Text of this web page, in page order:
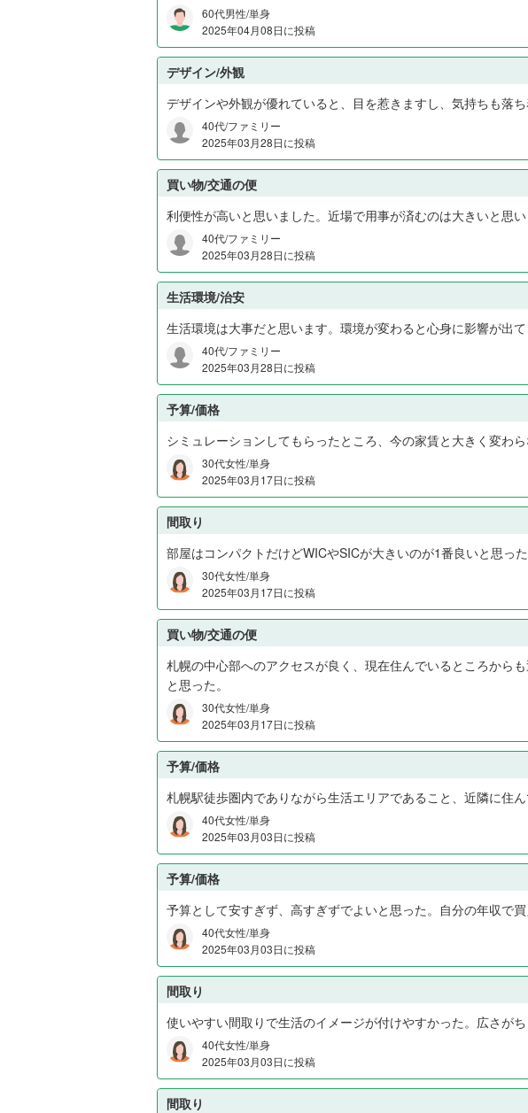
60代男性/単身
2025年04月08日に投稿
デザイン/外観
デザインや外観が優れていると、目を惹きますし、気持ちも落
40代/ファミリー
2025年03月28日に投稿
買い物/交通の便
利便性が高いと思いました。近場で用事が済むのは大きいと思
40代/ファミリー
2025年03月28日に投稿
生活環境/治安
生活環境は大事だと思います。環境が変わると心身に影響が出
40代/ファミリー
2025年03月28日に投稿
予算/価格
シミュレーションしてもらったところ、今の家賃と大きく変わ
30代女性/単身
2025年03月17日に投稿
間取り
部屋はコンパクトだけどWICやSICが大きいのが1番良いと思っ
30代女性/単身
2025年03月17日に投稿
買い物/交通の便
札幌の中心部へのアクセスが良く、現在住んでいるところから
と思った。
30代女性/単身
2025年03月17日に投稿
予算/価格
札幌駅徒歩圏内でありながら生活エリアであること、近隣に住
40代女性/単身
2025年03月03日に投稿
予算/価格
予算として安すぎず、高すぎずでよいと思った。自分の年収で
40代女性/単身
2025年03月03日に投稿
間取り
使いやすい間取りで生活のイメージが付けやすかった。広さが
40代女性/単身
2025年03月03日に投稿
間取り